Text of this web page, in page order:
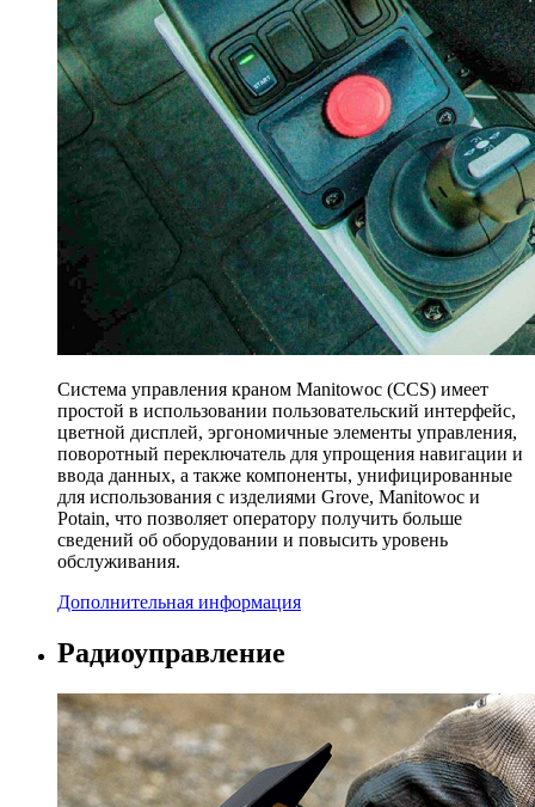
Система управления краном Manitowoc (CCS) имеет
простой в использовании пользовательский интерфейс,
цветной дисплей, эргономичные элементы управления,
поворотный переключатель для упрощения навигации и
ввода данных, а также компоненты, унифицированные
для использования с изделиями Grove, Manitowoc и
Potain, что позволяет оператору получить больше
сведений об оборудовании и повысить уровень
обслуживания.
Дополнительная информация
Радиоуправление